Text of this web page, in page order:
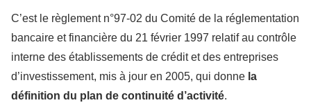
C’est le règlement n°97-02 du Comité de la réglementation
bancaire et financière du 21 février 1997 relatif au contrôle
interne des établissements de crédit et des entreprises
d’investissement, mis à jour en 2005, qui donne la
définition du plan de continuité d’activité.